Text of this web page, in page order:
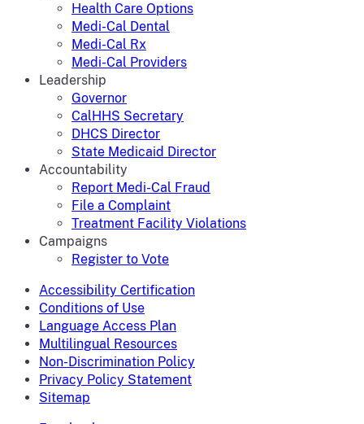
Health Care Options
Medi-Cal Dental
Medi-Cal Rx
Medi-Cal Providers
Leadership
Governor
CalHHS Secretary
DHCS Director
State Medicaid Director
Accountability
Report Medi-Cal Fraud
File a Complaint
Treatment Facility Violations
Campaigns
Register to Vote
Accessibility Certification
Conditions of Use
Language Access Plan
Multilingual Resources
Non-Discrimination Policy
Privacy Policy Statement
Sitemap